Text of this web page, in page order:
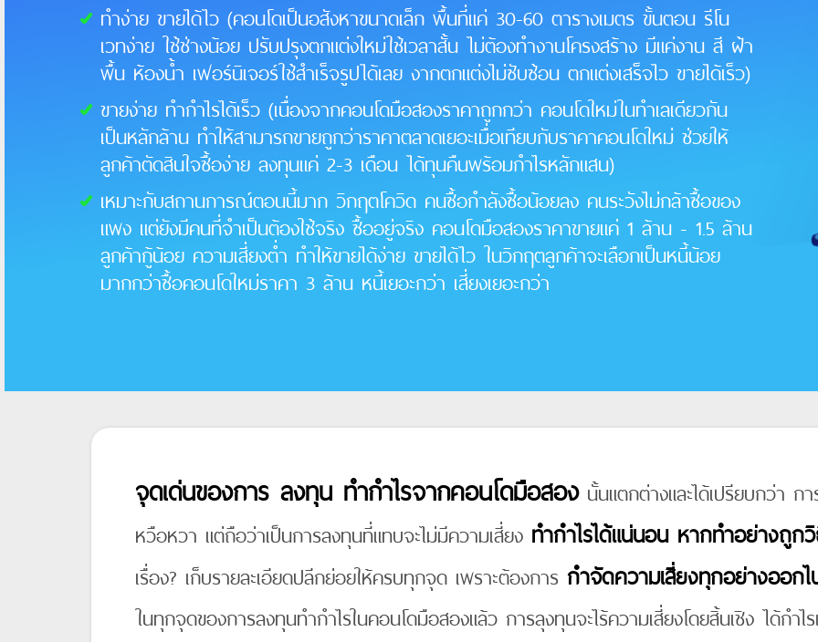
ทำง่าย ขายได้ไว (คอนโดเป็นอสังหาขนาดเล็ก พื้นที่แค่ 30-60 ตารางเมตร ขั้นตอน รีโน
เวทง่าย ใช้ช่างน้อย ปรับปรุงตกแต่งใหม่ใช้เวลาสั้น ไม่ต้องทำงานโครงสร้าง มีแค่งาน สี ฝ้า
พื้น ห้องน้ำ เฟอร์นิเจอร์ใช้สำเร็จรูปได้เลย งากตกแต่งไม่ซับซ้อน ตกแต่งเสร็จไว ขายได้เร็ว)
ขายง่าย ทำกำไรได้เร็ว (เนื่องจากคอนโดมือสองราคาถูกกว่า คอนโดใหม่ในทำเลเดียวกัน
เป็นหลักล้าน ทำให้สามารถขายถูกว่าราคาตลาดเยอะเมื่อเทียบกับราคาคอนโดใหม่ ช่วยให้
ลูกค้าตัดสินใจซื้อง่าย ลงทุนแค่ 2-3 เดือน ได้ทุนคืนพร้อมกำไรหลักแสน)
เหมาะกับสถานการณ์ตอนนี้มาก วิกฤตโควิด คนซื้อกำลังซื้อน้อยลง คนระวังไม่กล้าซื้อของ
แพง แต่ยังมีคนที่จำเป็นต้องใช้จริง ซื้ออยู่จริง คอนโดมือสองราคาขายแค่ 1 ล้าน - 1.5 ล้าน
ลูกค้ากู้น้อย ความเสี่ยงต่ำ ทำให้ขายได้ง่าย ขายได้ไว ในวิกฤตลูกค้าจะเลือกเป็นหนี้น้อย
มากกว่าซื้อคอนโดใหม่ราคา 3 ล้าน หนี้เยอะกว่า เสี่ยงเยอะกว่า
จุดเด่นของการ ลงทุน ทำกำไรจากคอนโดมือสองนั้นแตกต่างและได้เปรียบกว่า ก
หวือหวา แต่ถือว่าเป็นการลงทุนที่แทบจะไม่มีความเสี่ยง ทำกำไรได้แน่นอน หากทำอย่างถูก
เรื่อง? เก็บรายละเอียดปลีกย่อยให้ครบทุกจุด เพราะต้องการ กำจัดความเสี่ยงทุกอย่างออก
ในทุกจุดของการลงทุนทำกำไรในคอนโดมือสองแล้ว การลุงทุนจะไร้ความเสี่ยงโดยสิ้นเชิง ได้ก